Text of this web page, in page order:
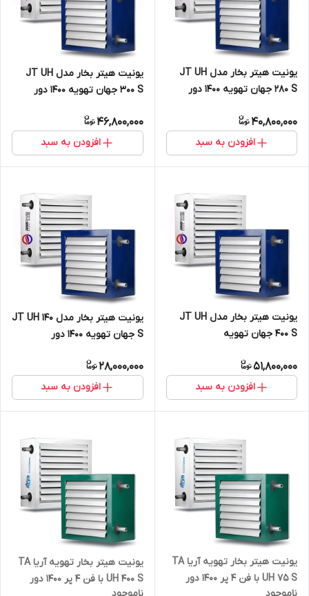
یونیت هیتر بخار مدل JT UH
280 S جهان تهویه 1400 دور
40,800,000
افزودن به سبد
یونیت هیتر بخار مدل JT UH
300 S جهان تهویه 1400 دور
46,800,000
افزودن به سبد
یونیت هیتر بخار مدل JT UH
400 S جهان تهویه
51,800,000
افزودن به سبد
یونیت هیتر بخار مدل JT UH 140
S جهان تهویه 1400 دور
28,000,000
افزودن به سبد
یونیت هیتر بخار تهویه آریا TA
UH 75 S با فن 4 پر 1400 دور
یونیت هیتر بخار تهویه آریا TA
UH 400 S با فن 4 پر 1400 دور